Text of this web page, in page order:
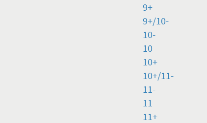
9+
9+/10-
10-
10
10+
10+/11-
11-
11
11+